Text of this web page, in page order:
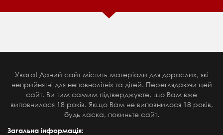
Увага! Даний сайт містить матеріали для дорослих, які
неприйнятні для неповнолітніх та дітей. Переглядаючи цей
сайт, Ви тим самим підтверджуєте, що Вам вже
виповнилося 18 років. Якщо Вам не виповнилося 18 років,
будь ласка, покиньте сайт.
Загальна інформація: